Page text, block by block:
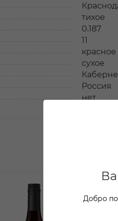
Добро
тихое
0.187
11
красное
сухое
Россия
нет